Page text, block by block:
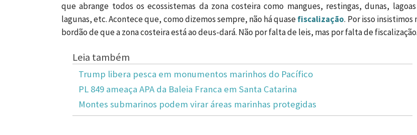
que abrange todos os ecossistemas da zona costeira como mangues, restingas, dunas,
lagunas, etc. Acontece que, como dizemos sempre, não há quasefiscalização. Por isso insistimos
bordão de que a zona costeira está ao deus-dará. Não por falta de leis, mas por falta de fiscalização.
Leia também
Trump libera pesca em monumentos marinhos do Pacífico
PL 849 ameaça APA da Baleia Franca em Santa Catarina
Montes submarinos podem virar áreas marinhas protegidas